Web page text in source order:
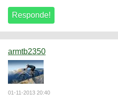
armtb2350
01-11-2013 20:40